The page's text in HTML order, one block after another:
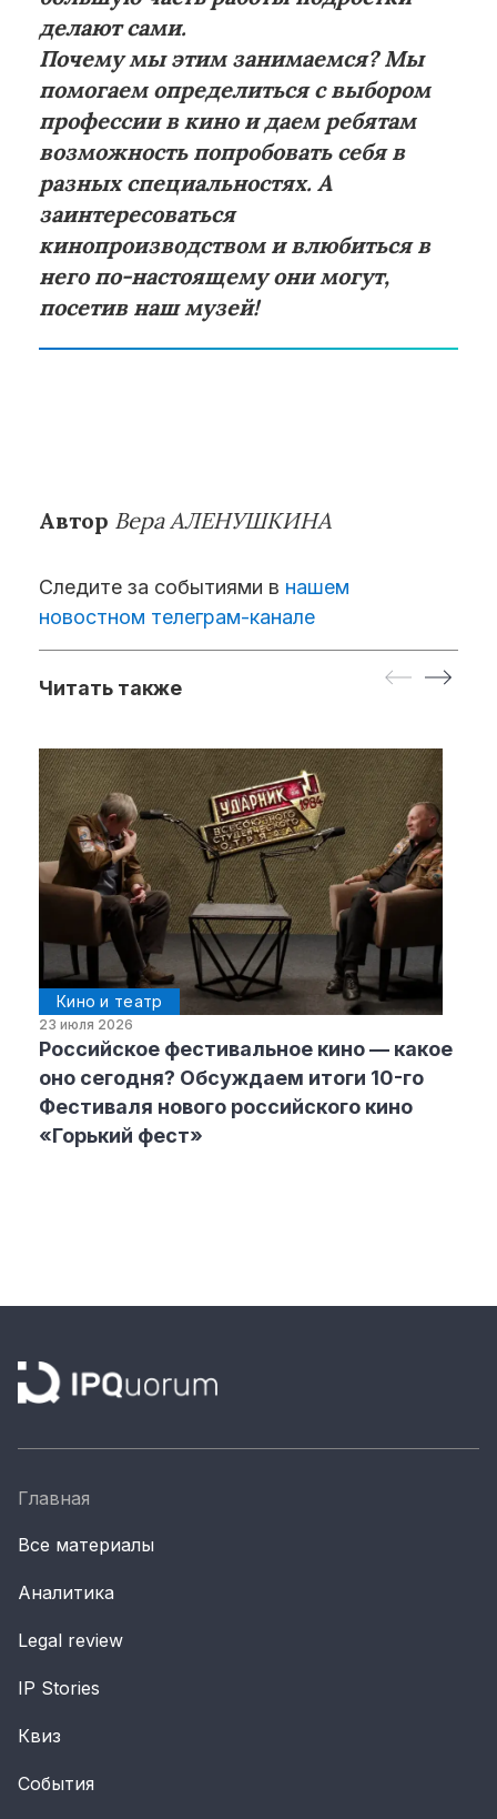
делают сами.
Почему мы этим занимаемся? Мы
помогаем определиться с выбором
профессии в кино и даем ребятам
возможность попробовать себя в
разных специальностях. А
заинтересоваться
кинопроизводством и влюбиться в
него по-настоящему они могут,
посетив наш музей!
Автор Вера АЛЕНУШКИНА
Следите за событиями в нашем
новостном телеграм-канале
Читать также
Кино и театр
23 июля 2026
Российское фестивальное кино — какое
оно сегодня? Обсуждаем итоги 10-го
Фестиваля нового российского кино
«Горький фест»
Главная
Все материалы
Аналитика
Legal review
IP Stories
Квиз
События